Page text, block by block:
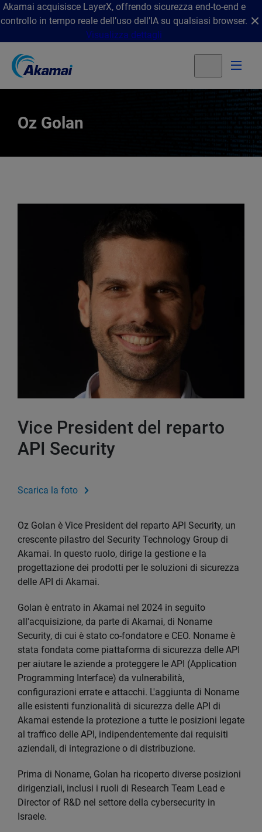
Akamai acquisisce LayerX, offrendo sicurezza end-to-end e
controllo in tempo reale dell’uso dell’IA su qualsiasi browser.
Visualizza dettagli
Oz Golan
Vice President del reparto
API Security
Scarica la foto
Oz Golan è Vice President del reparto API Security, un
crescente pilastro del Security Technology Group di
Akamai. In questo ruolo, dirige la gestione e la
progettazione dei prodotti per le soluzioni di sicurezza
delle API di Akamai.
Golan è entrato in Akamai nel 2024 in seguito
all'acquisizione, da parte di Akamai, di Noname
Security, di cui è stato co-fondatore e CEO. Noname è
stata fondata come piattaforma di sicurezza delle API
per aiutare le aziende a proteggere le API (Application
Programming Interface) da vulnerabilità,
configurazioni errate e attacchi. L'aggiunta di Noname
alle esistenti funzionalità di sicurezza delle API di
Akamai estende la protezione a tutte le posizioni legate
al traffico delle API, indipendentemente dai requisiti
aziendali, di integrazione o di distribuzione.
Prima di Noname, Golan ha ricoperto diverse posizioni
dirigenziali, inclusi i ruoli di Research Team Lead e
Director of R&D nel settore della cybersecurity in
Israele.